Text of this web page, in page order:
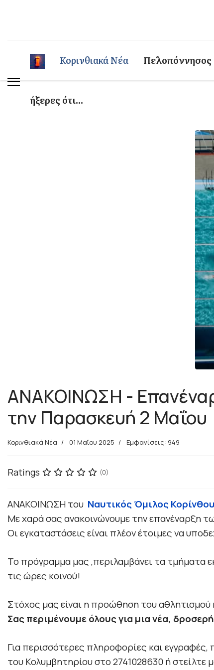
Κορινθιακά Νέα Πελοπόννησος
ήξερες ότι...
ΑΝΑΚΟΙΝΩΣΗ -
την Παρασκευή 2 Μαΐου
Κορινθιακά Νέα 01 Μαΐου 2025 Εμφανίσεις: 949
Ratings (0)
ΑΝΑΚΟΙΝΩΣΗ του Ναυτικός Όμιλος Κορίνθου
Με χαρά σας ανακοινώνουμε την επανέναρξη
Οι εγκαταστάσεις είναι πλέον έτοιμες να
Το πρόγραμμα μας ,περιλαμβάνει τα τμήματα
τις ώρες κοινού!
Στόχος μας είναι η προώθηση του αθλητισμού
Σας περιμένουμε όλους για μια νέα,
Για περισσότερες πληροφορίες και
του Κολυμβητηρίου στο 2741028630 ή στείλτε